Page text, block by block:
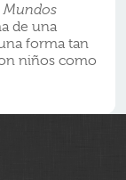
Mundos
de una
forma tan
niños como